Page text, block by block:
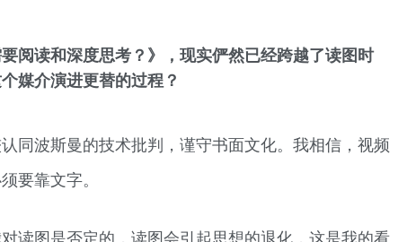
阅读和深度思考？》，现实俨然已经跨越了读图时
媒介演进更替的过程？
同波斯曼的技术批判，谨守书面文化。我相信，视频
要靠文字。
读图是否定的，读图会引起思想的退化，这是我的看